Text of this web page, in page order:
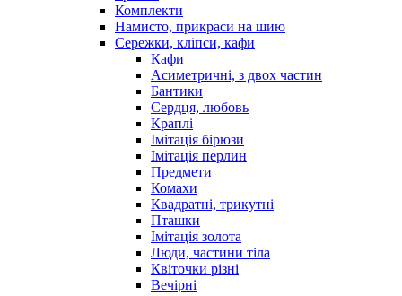
Комплекти
Намисто, прикраси на шию
Сережки, кліпси, кафи
Кафи
Асиметричні, з двох частин
Бантики
Сердця, любовь
Краплі
Імітація бірюзи
Імітація перлин
Предмети
Комахи
Квадратні, трикутні
Пташки
Імітація золота
Люди, частини тіла
Квіточки різні
Вечірні